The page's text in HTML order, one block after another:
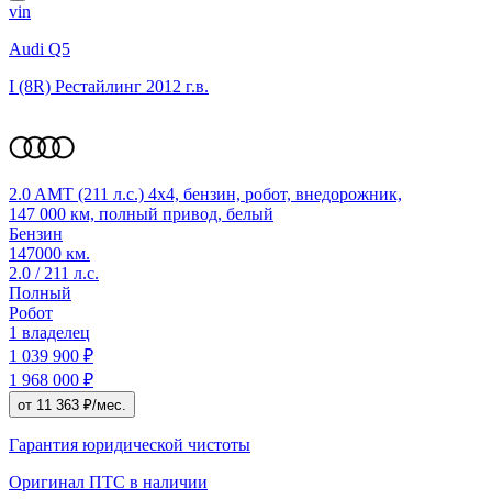
vin
Audi Q5
I (8R) Рестайлинг 2012 г.в.
2.0 AMT (211 л.с.) 4x4, бензин, робот, внедорожник,
147 000 км, полный привод, белый
Бензин
147000 км.
2.0 / 211 л.с.
Полный
Робот
1 владелец
1 039 900 ₽
1 968 000 ₽
от 11 363 ₽/мес.
Гарантия юридической чистоты
Оригинал ПТС в наличии